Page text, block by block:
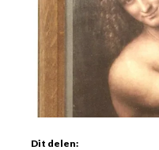
Dit delen: